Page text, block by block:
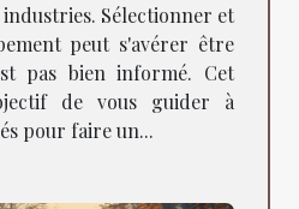
Sélectionner et
peut s'avérer être
pas bien informé. Cet
de vous guider à
pour faire un...